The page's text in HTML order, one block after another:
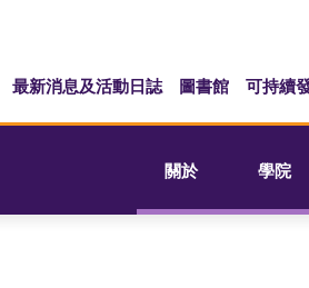
最新消息及活動日誌 圖書館 可持續
關於 學院